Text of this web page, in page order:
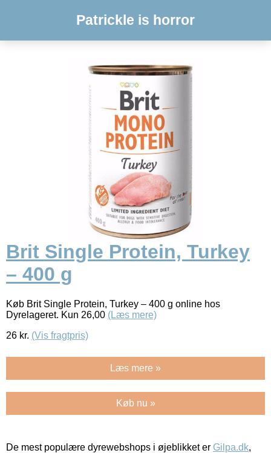
Patrickle is horror
Brit Single Protein, Turkey
– 400 g
Køb Brit Single Protein, Turkey – 400 g online hos
Dyrelageret. Kun 26,00 (Læs mere)
26 kr. (Vis fragtpris)
Læs mere »
Køb nu »
De mest populære dyrewebshops i øjeblikket er Gilpa.dk,